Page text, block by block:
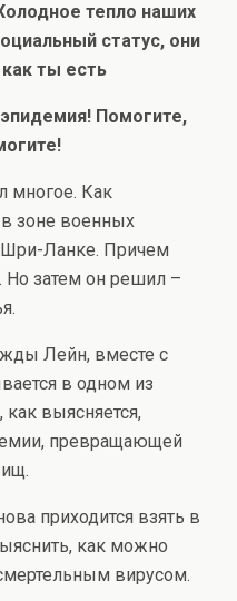
тепло наших
статус, они
ты есть
Помогите,
многое. Как
зоне военных
Шри-Ланке. Причем
затем он решил –
Лейн, вместе с
в одном из
выясняется,
превращающей
приходится взять в
как можно
вирусом.